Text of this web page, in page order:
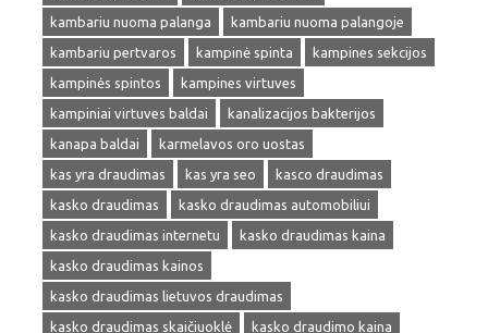
kambariu nuoma palanga
kambariu nuoma palangoje
kambariu pertvaros
kampinė spinta
kampines sekcijos
kampinės spintos
kampines virtuves
kampiniai virtuves baldai
kanalizacijos bakterijos
kanapa baldai
karmelavos oro uostas
kas yra draudimas
kas yra seo
kasco draudimas
kasko draudimas
kasko draudimas automobiliui
kasko draudimas internetu
kasko draudimas kaina
kasko draudimas kainos
kasko draudimas lietuvos draudimas
kasko draudimas skaičiuoklė
kasko draudimo kaina